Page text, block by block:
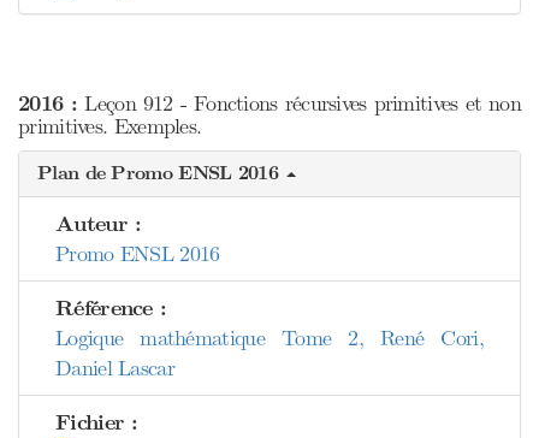
2016 : Leçon 912 - Fonctions récursives primitives et non
primitives. Exemples.
Plan de Promo ENSL 2016
Auteur :
Promo ENSL 2016
Référence :
Logique mathématique Tome 2, René Cori,
Daniel Lascar
Fichier :